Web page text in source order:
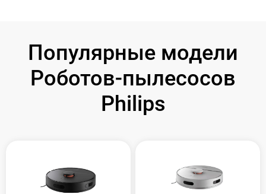
Популярные модели
Роботов-пылесосов
Philips